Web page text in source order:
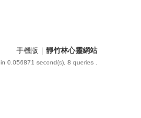
手機版 靜竹林心靈網站
0.056871 second(s), 8 queries .